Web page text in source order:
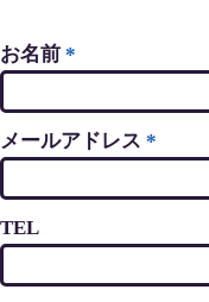
お名前
メールアドレス
TEL